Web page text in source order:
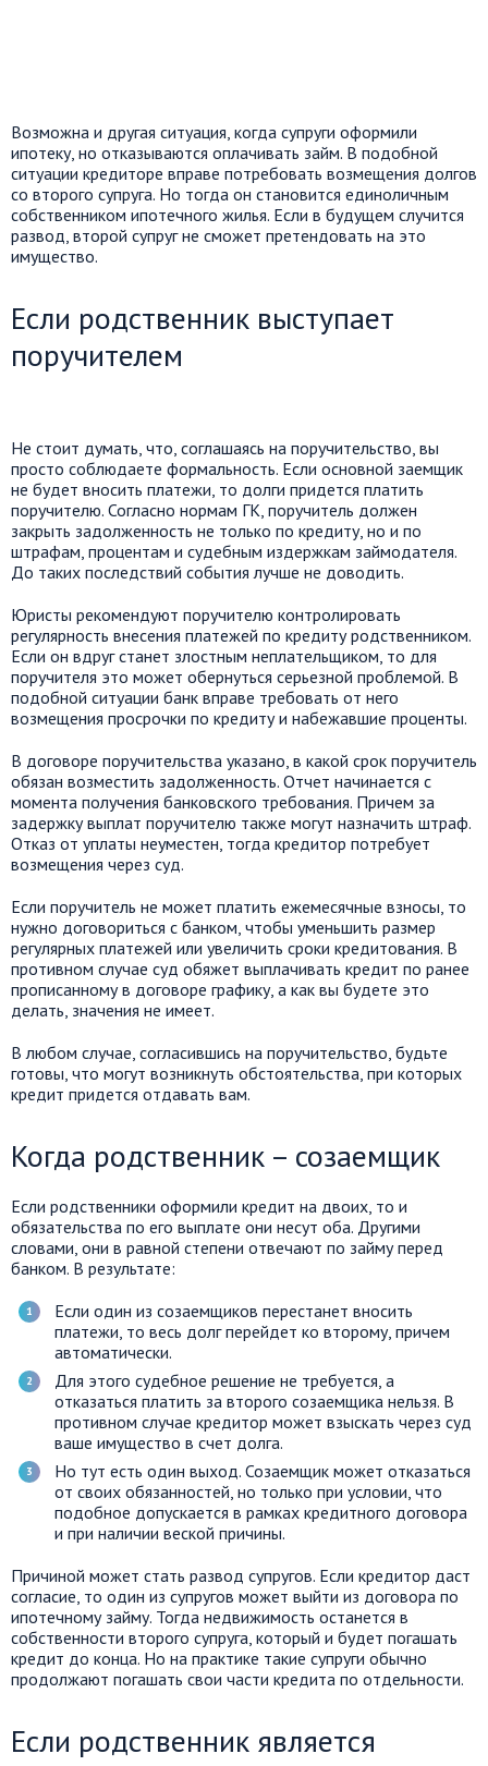
Возможна и другая ситуация, когда супруги оформили
ипотеку, но отказываются оплачивать займ. В подобной
ситуации кредиторе вправе потребовать возмещения долгов
со второго супруга. Но тогда он становится единоличным
собственником ипотечного жилья. Если в будущем случится
развод, второй супруг не сможет претендовать на это
имущество.
Если родственник выступает
поручителем
Не стоит думать, что, соглашаясь на поручительство, вы
просто соблюдаете формальность. Если основной заемщик
не будет вносить платежи, то долги придется платить
поручителю. Согласно нормам ГК, поручитель должен
закрыть задолженность не только по кредиту, но и по
штрафам, процентам и судебным издержкам займодателя.
До таких последствий события лучше не доводить.
Юристы рекомендуют поручителю контролировать
регулярность внесения платежей по кредиту родственником.
Если он вдруг станет злостным неплательщиком, то для
поручителя это может обернуться серьезной проблемой. В
подобной ситуации банк вправе требовать от него
возмещения просрочки по кредиту и набежавшие проценты.
В договоре поручительства указано, в какой срок поручитель
обязан возместить задолженность. Отчет начинается с
момента получения банковского требования. Причем за
задержку выплат поручителю также могут назначить штраф.
Отказ от уплаты неуместен, тогда кредитор потребует
возмещения через суд.
Если поручитель не может платить ежемесячные взносы, то
нужно договориться с банком, чтобы уменьшить размер
регулярных платежей или увеличить сроки кредитования. В
противном случае суд обяжет выплачивать кредит по ранее
прописанному в договоре графику, а как вы будете это
делать, значения не имеет.
В любом случае, согласившись на поручительство, будьте
готовы, что могут возникнуть обстоятельства, при которых
кредит придется отдавать вам.
Когда родственник – созаемщик
Если родственники оформили кредит на двоих, то и
обязательства по его выплате они несут оба. Другими
словами, они в равной степени отвечают по займу перед
банком. В результате:
Если один из созаемщиков перестанет вносить
платежи, то весь долг перейдет ко второму, причем
автоматически.
Для этого судебное решение не требуется, а
отказаться платить за второго созаемщика нельзя. В
противном случае кредитор может взыскать через суд
ваше имущество в счет долга.
Но тут есть один выход. Созаемщик может отказаться
от своих обязанностей, но только при условии, что
подобное допускается в рамках кредитного договора
и при наличии веской причины.
Причиной может стать развод супругов. Если кредитор даст
согласие, то один из супругов может выйти из договора по
ипотечному займу. Тогда недвижимость останется в
собственности второго супруга, который и будет погашать
кредит до конца. Но на практике такие супруги обычно
продолжают погашать свои части кредита по отдельности.
Если родственник является